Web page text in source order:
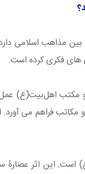
مذاهب اسلامی
های فکری کرده است.
مکتب اهل‌بیت(ع)
و مکاتب فراهم می
این اثر عصارۀ